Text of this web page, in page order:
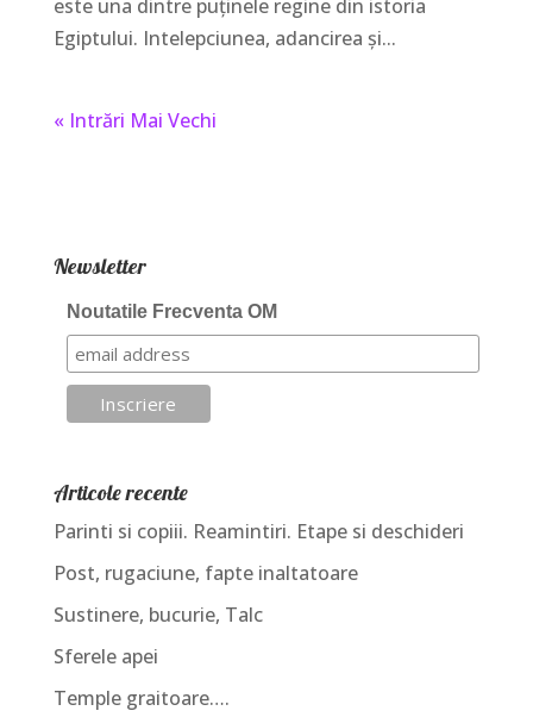
este una dintre puţinele regine din istoria
Egiptului. Intelepciunea, adancirea şi...
« Intrări Mai Vechi
Newsletter
Noutatile Frecventa OM
Articole recente
Parinti si copiii. Reamintiri. Etape si deschideri
Post, rugaciune, fapte inaltatoare
Sustinere, bucurie, Talc
Sferele apei
Temple graitoare….